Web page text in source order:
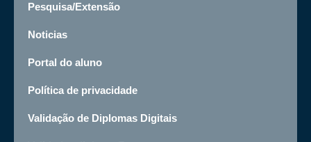
Pesquisa/Extensão
Noticias
Portal do aluno
Política de privacidade
Validação de Diplomas Digitais